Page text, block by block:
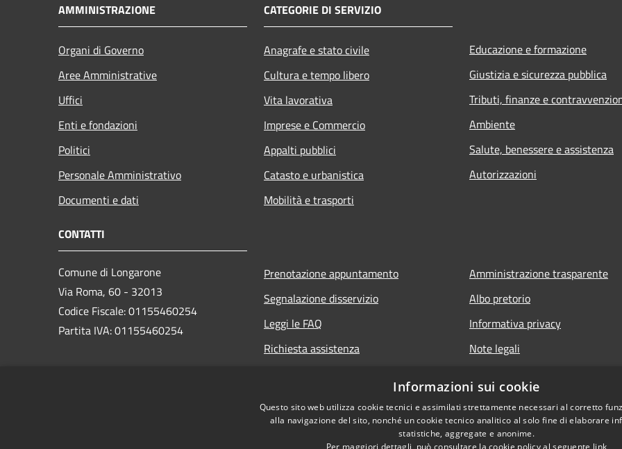
AMMINISTRAZIONE
Organi di Governo
Aree Amministrative
Uffici
Enti e fondazioni
Politici
Personale Amministrativo
Documenti e dati
CATEGORIE DI SERVIZIO
Anagrafe e stato civile
Cultura e tempo libero
Vita lavorativa
Imprese e Commercio
Appalti pubblici
Catasto e urbanistica
Mobilità e trasporti
Educazione e formazione
Giustizia e sicurezza pubblica
Tributi, finanze e
Ambiente
Salute, benessere e assistenza
Autorizzazioni
CONTATTI
Comune di Longarone
Via Roma, 60 - 32013
Codice Fiscale: 01155460254
Partita IVA: 01155460254
Prenotazione appuntamento
Segnalazione disservizio
Leggi le FAQ
Richiesta assistenza
Amministrazione trasparente
Albo pretorio
Informativa privacy
Note legali
Informazioni sui cookie
Questo sito web utilizza cookie tecnici e assimilati strettamente necessari al corretto
alla navigazione del sito, nonché un cookie tecnico analitico al solo fine di elaborare
statistiche, aggregate e anonime.
Per maggiori dettagli, può consultare la cookie policy al seguente link